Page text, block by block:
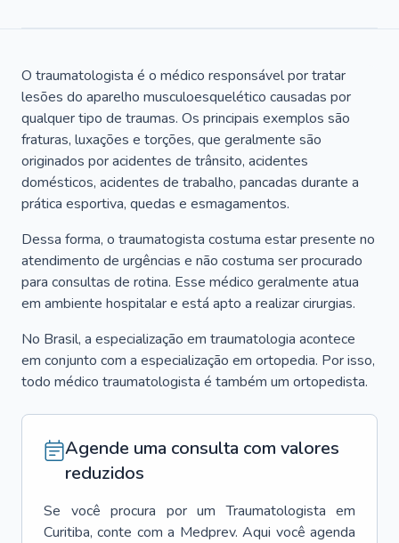
O traumatologista é o médico responsável por tratar
lesões do aparelho musculoesquelético causadas por
qualquer tipo de traumas. Os principais exemplos são
fraturas, luxações e torções, que geralmente são
originados por acidentes de trânsito, acidentes
domésticos, acidentes de trabalho, pancadas durante a
prática esportiva, quedas e esmagamentos.
Dessa forma, o traumatogista costuma estar presente no
atendimento de urgências e não costuma ser procurado
para consultas de rotina. Esse médico geralmente atua
em ambiente hospitalar e está apto a realizar cirurgias.
No Brasil, a especialização em traumatologia acontece
em conjunto com a especialização em ortopedia. Por isso,
todo médico traumatologista é também um ortopedista.
Agende uma consulta com valores
reduzidos
Se você procura por um Traumatologista em
Curitiba, conte com a Medprev. Aqui você agenda